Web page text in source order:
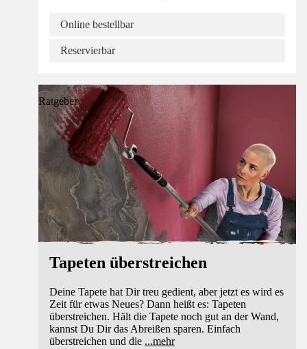
Online bestellbar
Reservierbar
Ratgeber
Tapeten überstreichen
Deine Tapete hat Dir treu gedient, aber jetzt es wird es
Zeit für etwas Neues? Dann heißt es: Tapeten
überstreichen. Hält die Tapete noch gut an der Wand,
kannst Du Dir das Abreißen sparen. Einfach
überstreichen und die ...mehr